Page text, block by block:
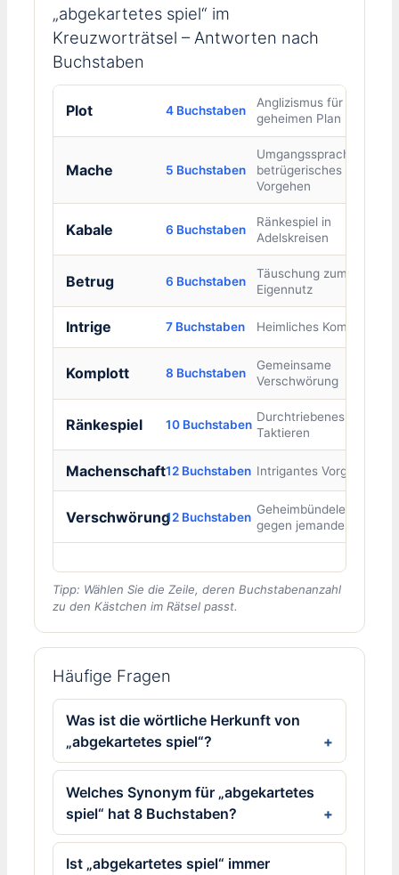
„abgekartetes spiel“ im
Kreuzworträtsel – Antworten nach
Buchstaben
Plot 4 Buchstaben
Anglizismus für
geheimen Plan
Mache 5 Buchstaben
Umgangssprachlich:
betrügerisches
Vorgehen
Kabale 6 Buchstaben
Ränkespiel in
Adelskreisen
Betrug 6 Buchstaben
Täuschung zum
Eigennutz
Intrige 7 Buchstaben Heimliches Komplott
Komplott 8 Buchstaben
Gemeinsame
Verschwörung
Ränkespiel 10 Buchstaben
Durchtriebenes
Taktieren
Machenschaft12 Buchstaben Intrigantes Vorgehen
Verschwörung12 Buchstaben
Geheimbündelei
gegen jemanden
Tipp: Wählen Sie die Zeile, deren Buchstabenanzahl
zu den Kästchen im Rätsel passt.
Häufige Fragen
Was ist die wörtliche Herkunft von
„abgekartetes spiel“?
Welches Synonym für „abgekartetes
spiel“ hat 8 Buchstaben?
Ist „abgekartetes spiel“ immer